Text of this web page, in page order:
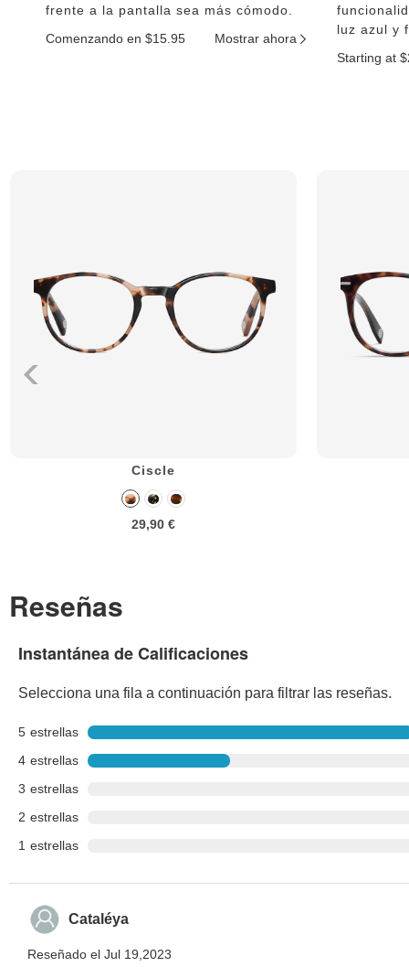
frente a la pantalla sea más cómodo.
Comenzando en $15.95
Mostrar ahora
luz azul y
Starting at
Ciscle
29,90 €
Reseñas
Instantánea de Calificaciones
Selecciona una fila a continuación para filtrar las reseñas.
5 estrellas
4 estrellas
3 estrellas
2 estrellas
1 estrellas
Cataléya
Reseñado el Jul 19,2023